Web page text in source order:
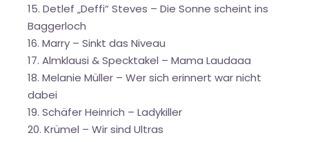
15. Detlef „Deffi“ Steves – Die Sonne scheint ins
Baggerloch
16. Marry – Sinkt das Niveau
17. Almklausi & Specktakel – Mama Laudaaa
18. Melanie Müller – Wer sich erinnert war nicht
dabei
19. Schäfer Heinrich – Ladykiller
20. Krümel – Wir sind Ultras